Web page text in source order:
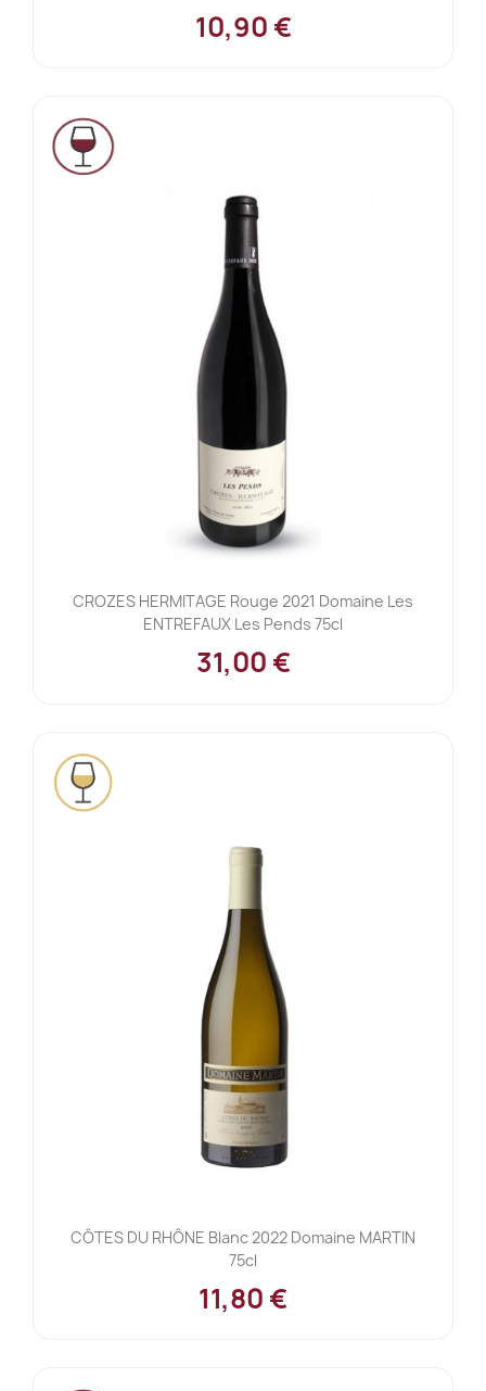
10,90 €
CROZES HERMITAGE Rouge 2021 Domaine Les
ENTREFAUX Les Pends 75cl
31,00 €
CÔTES DU RHÔNE Blanc 2022 Domaine MARTIN
75cl
11,80 €